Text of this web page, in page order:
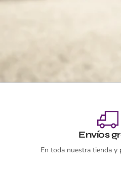
Envíos
En toda nuestra tienda y